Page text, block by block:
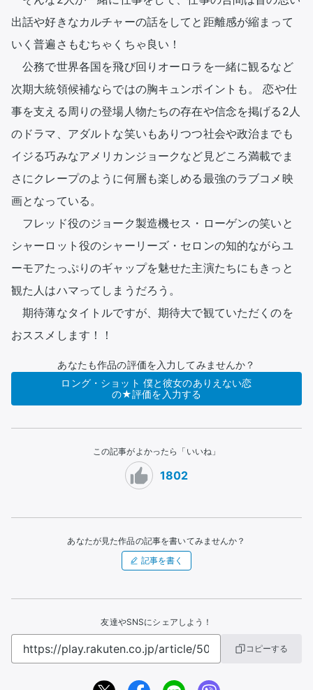
出話や好きなカルチャーの話をしてと距離感が縮まって
いく普遍さもむちゃくちゃ良い！
公務で世界各国を飛び回りオーロラを一緒に観るなど
次期大統領候補ならではの胸キュンポイントも。 恋や仕
事を支える周りの登場人物たちの存在や信念を掲げる2人
のドラマ、アダルトな笑いもありつつ社会や政治までも
イジる巧みなアメリカンジョークなど見どころ満載でま
さにクレープのように何層も楽しめる最強のラブコメ映
画となっている。
フレッド役のジョーク製造機セス・ローゲンの笑いと
シャーロット役のシャーリーズ・セロンの知的ながらユ
ーモアたっぷりのギャップを魅せた主演たちにもきっと
観た人はハマってしまうだろう。
期待薄なタイトルですが、期待大で観ていただくのを
おススメします！！
あなたも作品の評価を入力してみませんか？
ロング・ショット 僕と彼女のありえない恋
の★評価を入力する
この記事がよかったら「いいね」
1802
あなたが見た作品の記事を書いてみませんか？
記事を書く
友達やSNSにシェアしよう！
コピーする